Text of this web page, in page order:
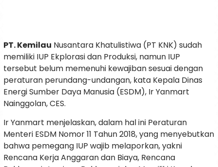
PT. Kemilau Nusantara Khatulistiwa (PT KNK) sudah
memiliki IUP Ekplorasi dan Produksi, namun IUP
tersebut belum memenuhi kewajiban sesuai dengan
peraturan perundang-undangan, kata Kepala Dinas
Energi Sumber Daya Manusia (ESDM), Ir Yanmart
Nainggolan, CES.
Ir Yanmart menjelaskan, dalam hal ini Peraturan
Menteri ESDM Nomor 11 Tahun 2018, yang menyebutkan
bahwa pemegang IUP wajib melaporkan, yakni
Rencana Kerja Anggaran dan Biaya, Rencana